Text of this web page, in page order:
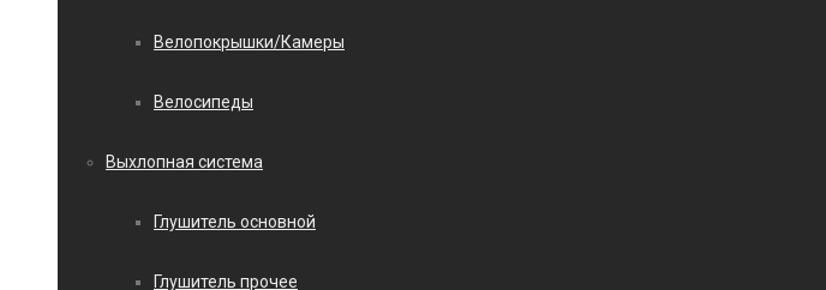
Велопокрышки/Камеры
Велосипеды
Выхлопная система
Глушитель основной
Глушитель прочее